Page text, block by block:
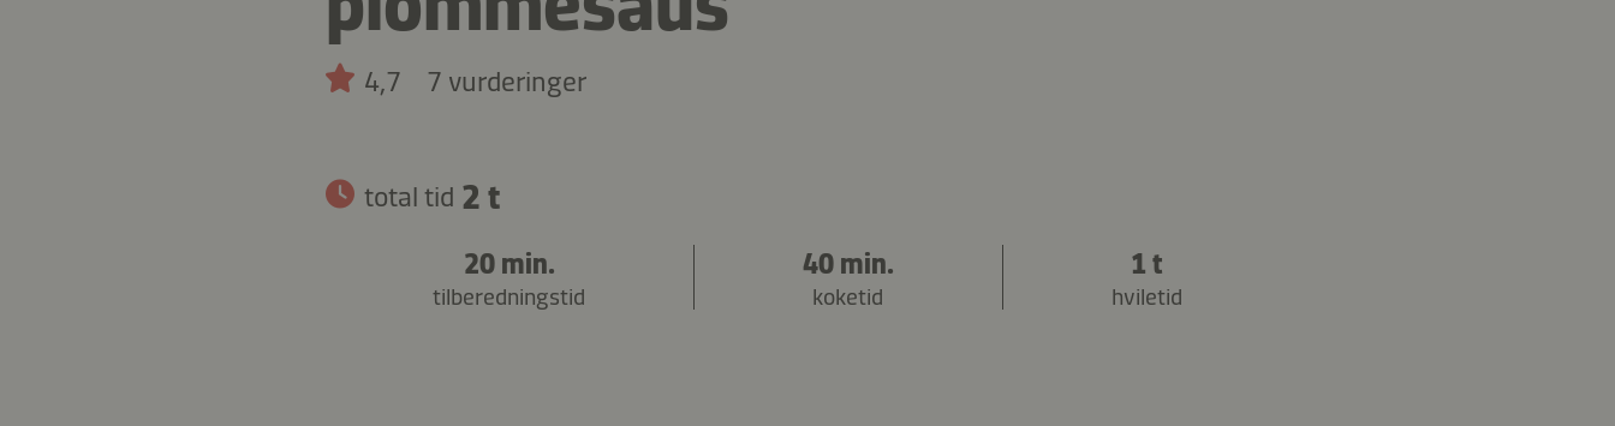
4,7 7 vurderinger
total tid 2 t
20 min.
tilberedningstid
40 min.
koketid
1 t
hviletid